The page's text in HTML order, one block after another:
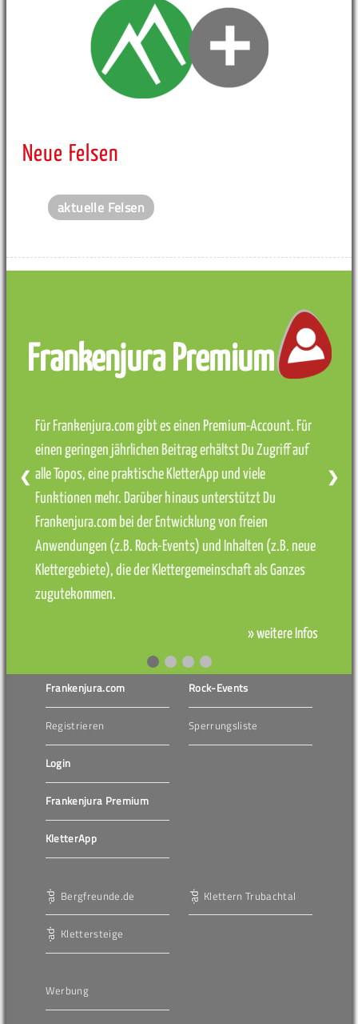
Neue Felsen
aktuelle Felsen
Frankenjura Premium
Für Frankenjura.com gibt es einen Premium-Account. Für
einen geringen jährlichen Beitrag erhältst Du Zugriff auf
alle Topos, eine praktische KletterApp und viele
Funktionen mehr. Darüber hinaus unterstützt Du
Frankenjura.com bei der Entwicklung von freien
Anwendungen (z.B. Rock-Events) und Inhalten (z.B. neue
Klettergebiete), die der Klettergemeinschaft als Ganzes
zugutekommen.
» weitere Infos
❮ ❯
Frankenjura.com
Registrieren
Login
Frankenjura Premium
KletterApp
Rock-Events
Sperrungsliste
Bergfreunde.de
Klettersteige
Klettern Trubachtal
Werbung